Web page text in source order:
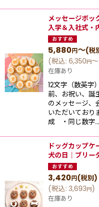
メッセージボッ
入学＆入社式・
5,880円～(税
(税込: 6,350円～
在庫あり
12文字（数英字
前、お祝い、誕
のメッセージ、
いただいており
成 ・同じ数字…
ドッグカップケ
犬の日｜ブリー
3,420円(税別)
(税込: 3,693円)
在庫あり